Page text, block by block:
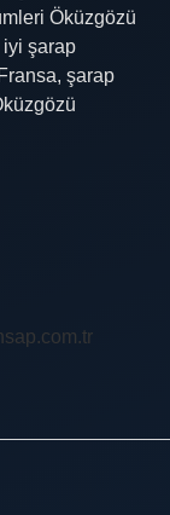
Öküzgözü
iyi şarap
şarap